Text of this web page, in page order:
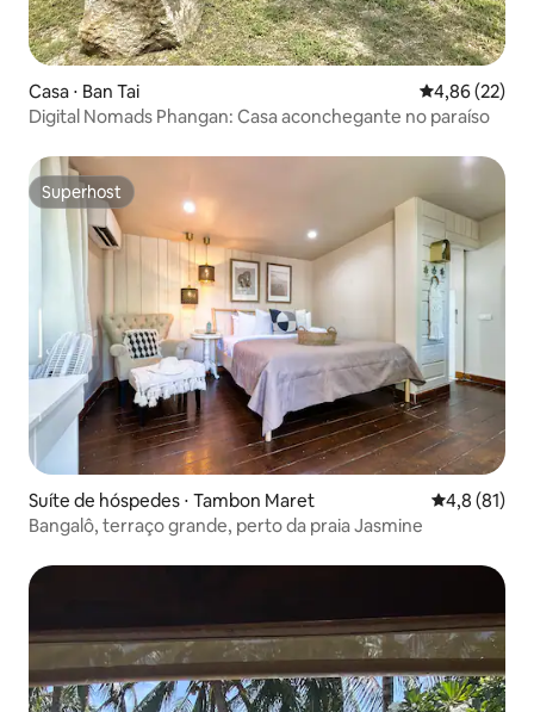
Casa ⋅ Ban Tai 4,86 de uma
4,86 (22)
Digital Nomads Phangan: Casa aconchegante no paraíso
Superhost
Superhost
Suíte de hóspedes ⋅ Tambon Maret 4,8 de uma
4,8 (81)
Bangalô, terraço grande, perto da praia Jasmine